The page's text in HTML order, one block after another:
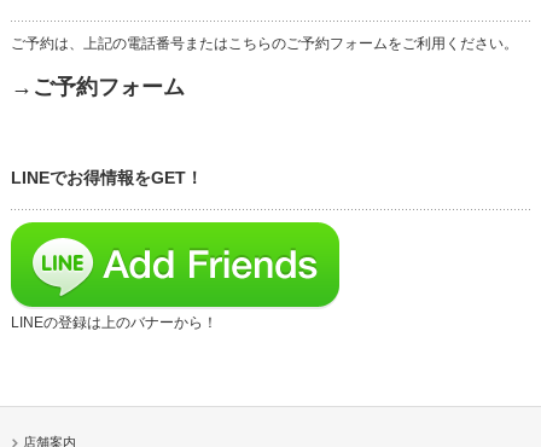
ご予約は、上記の電話番号またはこちらのご予約フォームをご利用ください。
→ご予約フォーム
LINEでお得情報をGET！
LINEの登録は上のバナーから！
店舗案内